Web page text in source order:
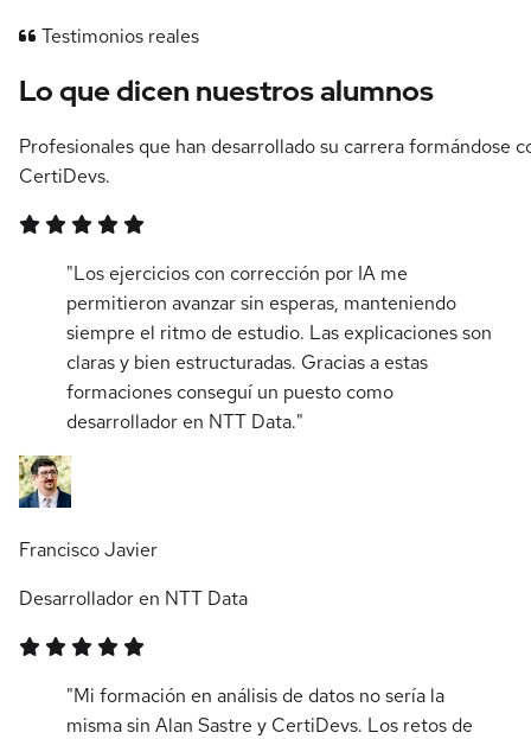
Testimonios reales
Lo que dicen nuestros alumnos
Profesionales que han desarrollado su carrera formándose
CertiDevs.
"Los ejercicios con corrección por IA me
permitieron avanzar sin esperas, manteniendo
siempre el ritmo de estudio. Las explicaciones son
claras y bien estructuradas. Gracias a estas
formaciones conseguí un puesto como
desarrollador en NTT Data."
Francisco Javier
Desarrollador en NTT Data
"Mi formación en análisis de datos no sería la
misma sin Alan Sastre y CertiDevs. Los retos de